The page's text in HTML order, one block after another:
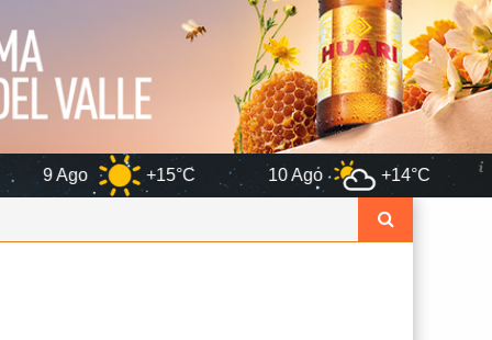
+15°C 10 Ago +14°C 11 Ago